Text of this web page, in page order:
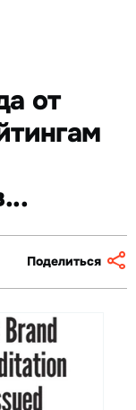
от
Поделиться